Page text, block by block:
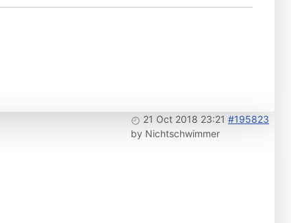
21 Oct 2018 23:21 #195823
by Nichtschwimmer